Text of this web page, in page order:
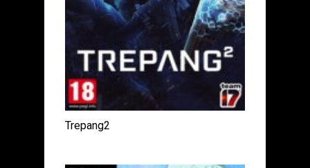
Trepang2